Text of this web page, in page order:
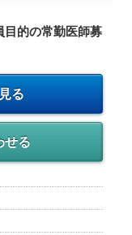
目的の常勤医師募
る
せる